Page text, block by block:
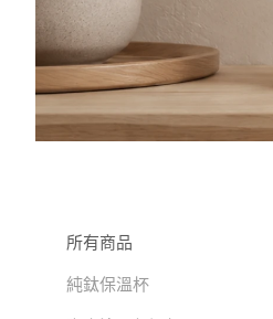
所有商品
純鈦保溫杯